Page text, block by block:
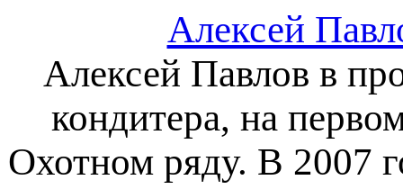
Алексей
Алексей Павлов в
кондитера, на
Охотном ряду. В 2007